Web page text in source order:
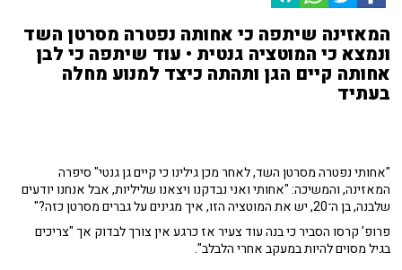
המאזינה שיתפה כי אחותה נפטרה מסרטן השד
ונמצא כי המוטציה גנטית • עוד שיתפה כי לבן
אחותה קיים הגן ותהתה כיצד למנוע מחלה
בעתיד
"אחותי נפטרה מסרטן השד, לאחר מכן גילינו כי קיים גן גנטי" סיפרה
המאזינה, והמשיכה: "אחותי ואני נבדקנו ויצאנו שליליות, אבל אנחנו יודעים
שלבנה, בן ה־20, יש את המוטציה הזו, איך מגינים על גברים מסרטן כזה?"
פרופ' קרסו הסביר כי בנה עוד צעיר אז כרגע אין צורך לבדוק אך "צריכים
בגיל מסוים להיות במעקב אחרי הלבלב".